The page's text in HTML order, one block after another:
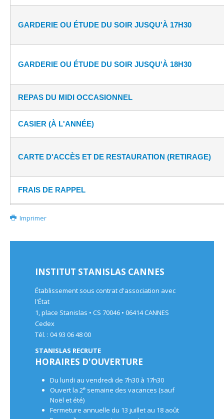
GARDERIE OU ÉTUDE DU SOIR JUSQU'À 17H30
GARDERIE OU ÉTUDE DU SOIR JUSQU'À 18H30
REPAS DU MIDI OCCASIONNEL
CASIER (À L'ANNÉE)
CARTE D'ACCÈS ET DE RESTAURATION (RETIRAGE)
FRAIS DE RAPPEL
Imprimer
INSTITUT STANISLAS CANNES
Établissement sous contrat d'association avec
l'État
1, place Stanislas • CS 70046 • 06414 CANNES
Cedex
Tél. : 04 93 06 48 00
STANISLAS RECRUTE
HORAIRES D'OUVERTURE
Du lundi au vendredi de 7h30 à 17h30
Ouvert la 2e semaine des vacances (sauf
Noël et été)
Fermeture annuelle du 13 juillet au 18 août